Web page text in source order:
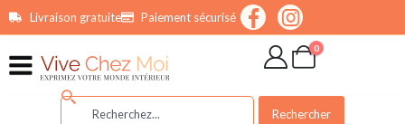
principalLivraison gratuite Paiement sécurisé
0
Rechercher